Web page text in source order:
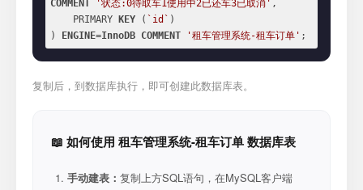
COMMENT
'状态:0待取车1使用中2已还车3已取消' ,
    PRIMARY
KEY ( `id` )
)
ENGINE=InnoDB COMMENT '租车管理系统-租车订单' ;
复制后，到数据库执行，即可创建此数据库表。
📖 如何使用 租车管理系统-租车订单 数据库表
手动建表： 复制上方SQL语句，在MySQL客户端